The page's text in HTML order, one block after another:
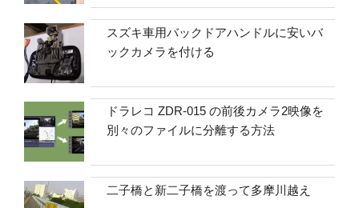
スズキ車用バックドアハンドルに安いバ
ックカメラを付ける
ドラレコ ZDR-015 の前後カメラ2映像を
別々のファイルに分離する方法
二子橋と新二子橋を渡って多摩川越え